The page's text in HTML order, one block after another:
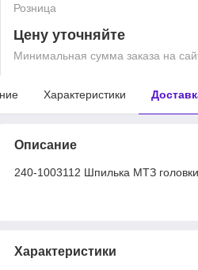
Розница
Цену уточняйте
Минимальная сумма заказа на
Характеристики
Описание
240-1003112 Шпилька МТЗ
Характеристики